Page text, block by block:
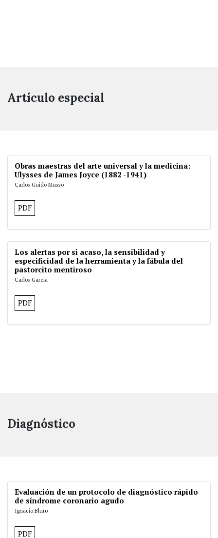
Artículo especial
Obras maestras del arte universal y la medicina:
Ulysses de James Joyce (1882 -1941)
Carlos Guido Musso
PDF
Los alertas por si acaso, la sensibilidad y
especificidad de la herramienta y la fábula del
pastorcito mentiroso
Carlos Garcia
PDF
Diagnóstico
Evaluación de un protocolo de diagnóstico rápido
de síndrome coronario agudo
Ignacio Bluro
PDF